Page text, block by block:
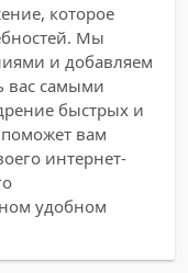
которое
Мы
и добавляем
вас самыми
быстрых и
вам
интернет-
удобном